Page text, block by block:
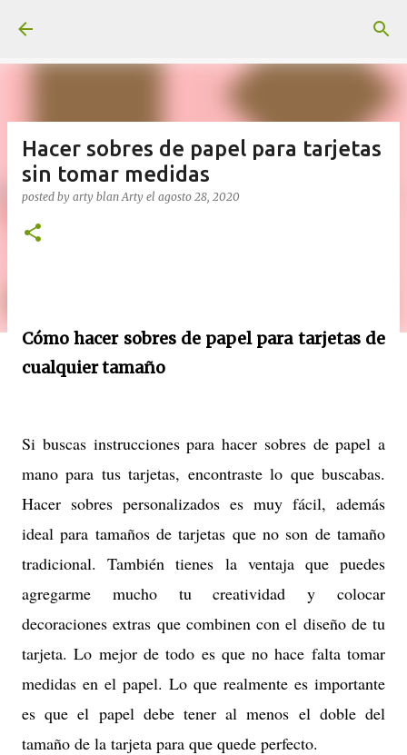
Hacer sobres de papel para tarjetas
sin tomar medidas
posted by arty blanArty el agosto 28, 2020
Cómo hacer sobres de papel para tarjetas de
cualquier tamaño
Si buscas instrucciones para hacer sobres de papel a
mano para tus tarjetas, encontraste lo que buscabas.
Hacer sobres personalizados es muy fácil, además
ideal para tamaños de tarjetas que no son de tamaño
tradicional. También tienes la ventaja que puedes
agregarme mucho tu creatividad y colocar
decoraciones extras que combinen con el diseño de tu
tarjeta. Lo mejor de todo es que no hace falta tomar
medidas en el papel. Lo que realmente es importante
es que el papel debe tener al menos el doble del
tamaño de la tarjeta para que quede perfecto.